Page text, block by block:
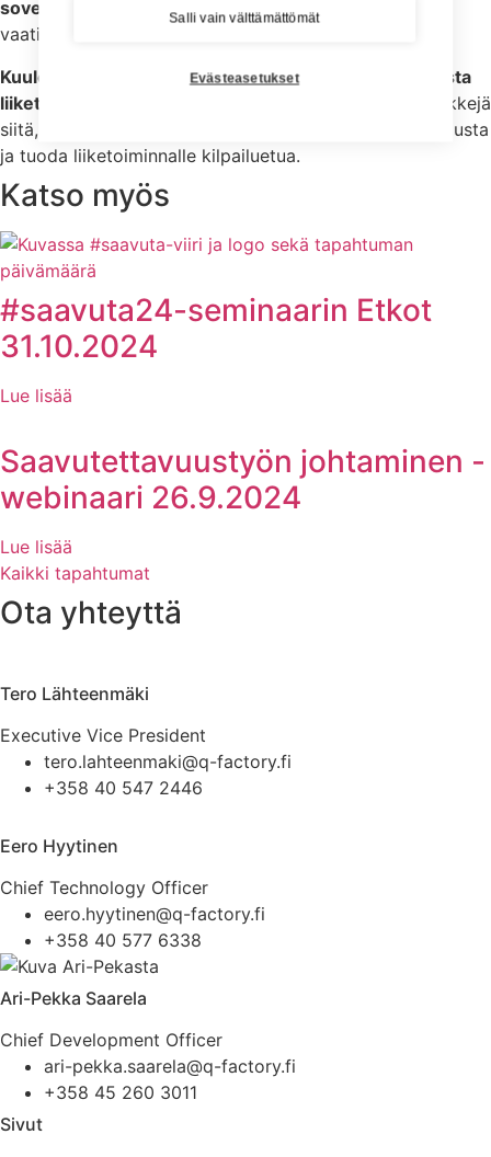
Salli vain välttämättömät
Evästeasetukset
soveltamisessa,
sekä minkälaisin askelin direktiivin
vaatimuksia kannattaa lähteä toteuttamaan.
Kuulet saavutettavuusvaatimusten mukanaan tuomista
liiketoiminnan mahdollisuuksista.
Saat käytännön vinkkejä
siitä, miten saavutettavuus voi parantaa asiakaskokemusta
ja tuoda liiketoiminnalle kilpailuetua.
Katso myös
#saavuta24-seminaarin Etkot
31.10.2024
Lue lisää
Saavutettavuustyön johtaminen -
webinaari 26.9.2024
Lue lisää
Kaikki tapahtumat
Ota yhteyttä
Tero Lähteenmäki
Executive Vice President
tero.lahteenmaki@q-factory.fi
+358 40 547 2446
Eero Hyytinen
Chief Technology Officer
eero.hyytinen@q-factory.fi
+358 40 577 6338
Ari-Pekka Saarela
Chief Development Officer
ari-pekka.saarela@q-factory.fi
+358 45 260 3011
Sivut